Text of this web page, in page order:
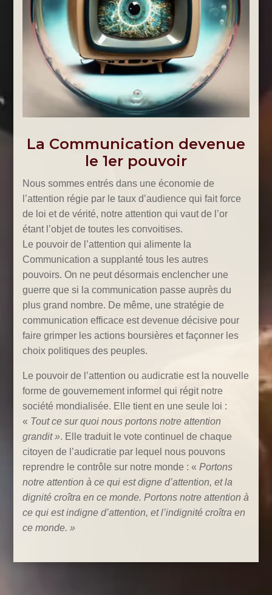
La Communication devenue
le 1er pouvoir
Nous sommes entrés dans une économie de
l’attention régie par le taux d’audience qui fait force
de loi et de vérité, notre attention qui vaut de l’or
étant l’objet de toutes les convoitises.
Le pouvoir de l’attention qui alimente la
Communication a supplanté tous les autres
pouvoirs. On ne peut désormais enclencher une
guerre que si la communication passe auprès du
plus grand nombre. De même, une stratégie de
communication efficace est devenue décisive pour
faire grimper les actions boursières et façonner les
choix politiques des peuples.
Le pouvoir de l’attention ou audicratie est la nouvelle
forme de gouvernement informel qui régit notre
société mondialisée. Elle tient en une seule loi :
« Tout ce sur quoi nous portons notre attention
grandit ». Elle traduit le vote continuel de chaque
citoyen de l’audicratie par lequel nous pouvons
reprendre le contrôle sur notre monde : «Portons
notre attention à ce qui est digne d’attention, et la
dignité croîtra en ce monde. Portons notre attention à
ce qui est indigne d’attention, et l’indignité croîtra en
ce monde. »